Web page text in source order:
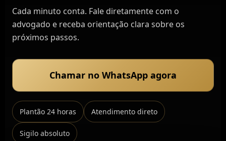
Cada minuto conta. Fale diretamente com o
advogado e receba orientação clara sobre os
próximos passos.
Chamar no WhatsApp agora
Plantão 24 horas Atendimento direto
Sigilo absoluto